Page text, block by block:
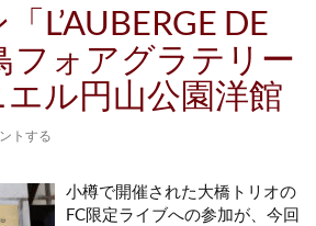
L’AUBERGE DE
フォアグラテリー
ル円山公園洋館
トする
小樽で開催された大橋トリオの
FC限定ライブへの参加が、今回